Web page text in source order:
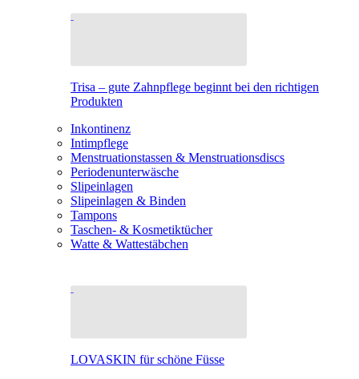
Trisa – gute Zahnpflege beginnt bei den richtigen
Produkten
Inkontinenz
Intimpflege
Menstruationstassen & Menstruationsdiscs
Periodenunterwäsche
Slipeinlagen
Slipeinlagen & Binden
Tampons
Taschen- & Kosmetiktücher
Watte & Wattestäbchen
LOVASKIN für schöne Füsse